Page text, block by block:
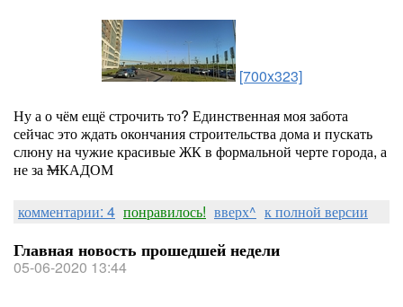
[700x323]
Ну а о чём ещё строчить то? Единственная моя забота
сейчас это ждать окончания строительства дома и пускать
слюну на чужие красивые ЖК в формальной черте города, а
не заМКАДОМ
комментарии: 4 понравилось! вверх^ к полной версии
Главная новость прошедшей недели
05-06-2020 13:44